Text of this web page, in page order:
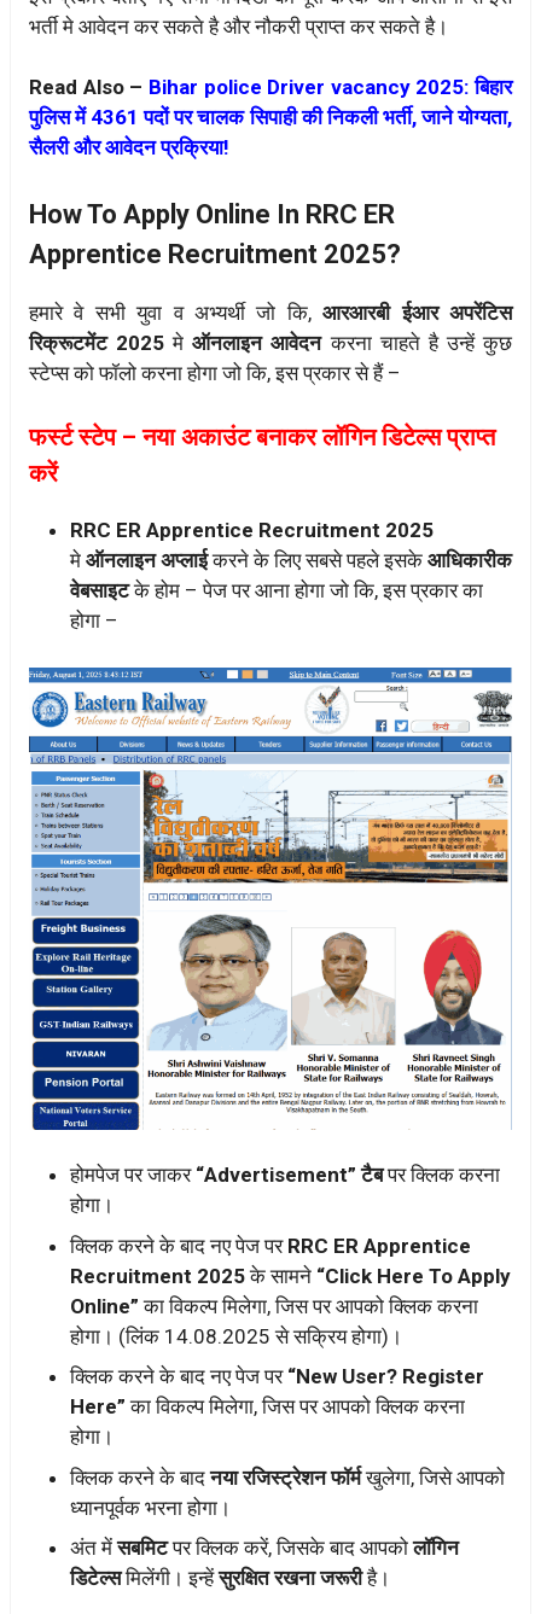
भर्ती मे आवेदन कर सकते है और नौकरी प्राप्त कर सकते है।
Read Also – Bihar police Driver vacancy 2025: बिहार
पुलिस में 4361 पदों पर चालक सिपाही की निकली भर्ती, जाने योग्यता,
सैलरी और आवेदन प्रक्रिया!
How To Apply Online In RRC ER
Apprentice Recruitment 2025?
हमारे वे सभी युवा व अभ्यर्थी जो कि,आरआरबी ईआर अपरेंटिस
रिक्रूटमेंट 2025मेऑनलाइन आवेदनकरना चाहते है उन्हें कुछ
स्टेप्स को फॉलो करना होगा जो कि, इस प्रकार से हैं –
फर्स्ट स्टेप – नया अकाउंट बनाकर लॉगिन डिटेल्स प्राप्त
करें
RRC ER Apprentice Recruitment 2025
मे ऑनलाइन अप्लाईकरने के लिए सबसे पहले इसके आधिकारीक
वेबसाइटके होम – पेज पर आना होगा जो कि, इस प्रकार का
होगा –
होमपेज पर जाकर “Advertisement” टैबपर क्लिक करना
होगा।
क्लिक करने के बाद नए पेज पर RRC ER Apprentice
Recruitment 2025के सामने “Click Here To Apply
Online” का विकल्प मिलेगा, जिस पर आपको क्लिक करना
होगा। (लिंक 14.08.2025 से सक्रिय होगा)।
क्लिक करने के बाद नए पेज पर “New User? Register
Here” का विकल्प मिलेगा, जिस पर आपको क्लिक करना
होगा।
क्लिक करने के बादनया रजिस्ट्रेशन फॉर्मखुलेगा, जिसे आपको
ध्यानपूर्वक भरना होगा।
अंत मेंसबमिटपर क्लिक करें, जिसके बाद आपकोलॉगिन
डिटेल्समिलेंगी। इन्हेंसुरक्षित रखना जरूरीहै।